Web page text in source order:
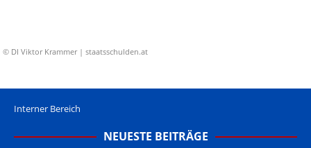
© DI Viktor Krammer | staatsschulden.at
Interner Bereich
NEUESTE BEITRÄGE